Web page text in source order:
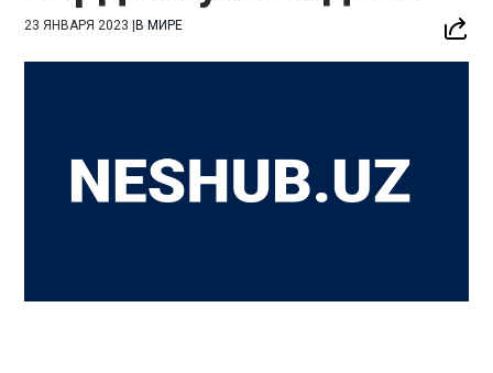
23 ЯНВАРЯ 2023 |В МИРЕ